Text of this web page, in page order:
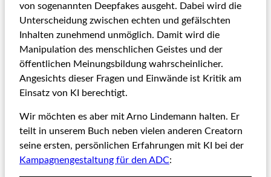
von sogenannten Deepfakes ausgeht. Dabei wird die
Unterscheidung zwischen echten und gefälschten
Inhalten zunehmend unmöglich. Damit wird die
Manipulation des menschlichen Geistes und der
öffentlichen Meinungsbildung wahrscheinlicher.
Angesichts dieser Fragen und Einwände ist Kritik am
Einsatz von KI berechtigt.
Wir möchten es aber mit Arno Lindemann halten. Er
teilt in unserem Buch neben vielen anderen Creatorn
seine ersten, persönlichen Erfahrungen mit KI bei der
Kampagnengestaltung für den ADC: